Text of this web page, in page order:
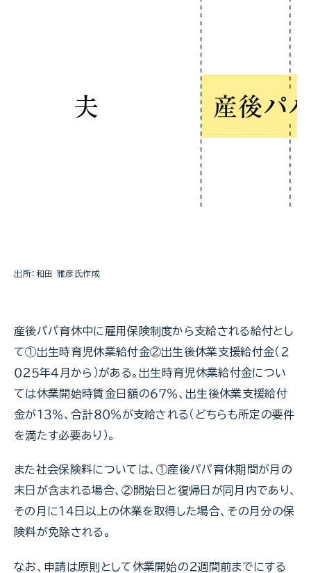
出所：和田 雅彦氏作成
産後パパ育休中に雇用保険制度から支給される給付とし
て①出生時育児休業給付金②出生後休業支援給付金（２
０２５年４月から）がある。出生時育児休業給付金につい
ては休業開始時賃金日額の６７％、出生後休業支援給付
金が１３％、合計８０％が支給される（どちらも所定の要件
を満たす必要あり）。
また社会保険料については、①産後パパ育休期間が月の
末日が含まれる場合、②開始日と復帰日が同月内であり、
その月に１４日以上の休業を取得した場合、その月分の保
険料が免除される。
なお、申請は原則として休業開始の２週間前までにする